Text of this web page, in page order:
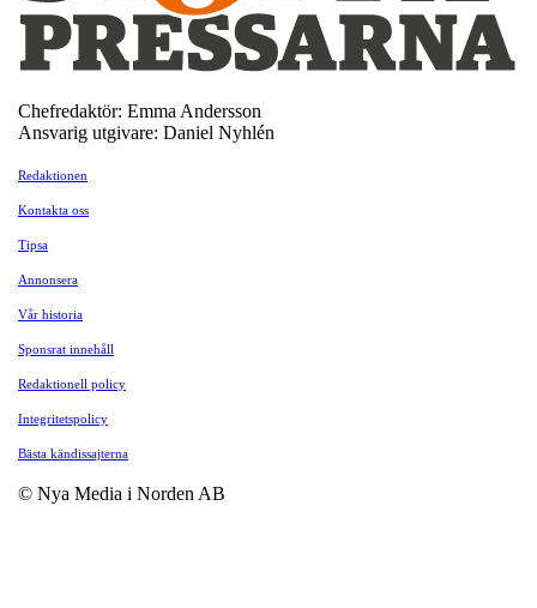
Chefredaktör: Emma Andersson
Ansvarig utgivare: Daniel Nyhlén
Redaktionen
Kontakta oss
Tipsa
Annonsera
Vår historia
Sponsrat innehåll
Redaktionell policy
Integritetspolicy
Bästa kändissajterna
© Nya Media i Norden AB